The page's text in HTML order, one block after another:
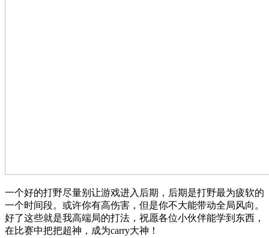
一个好的打野尽量别让游戏进入后期，后期是打野最为疲软的
一个时间段。或许你有高伤害，但是你不大能带动全局风向。
好了这些就是我高端局的打法，祝愿各位小伙伴能学到东西，
在比赛中把把超神，成为carry大神！